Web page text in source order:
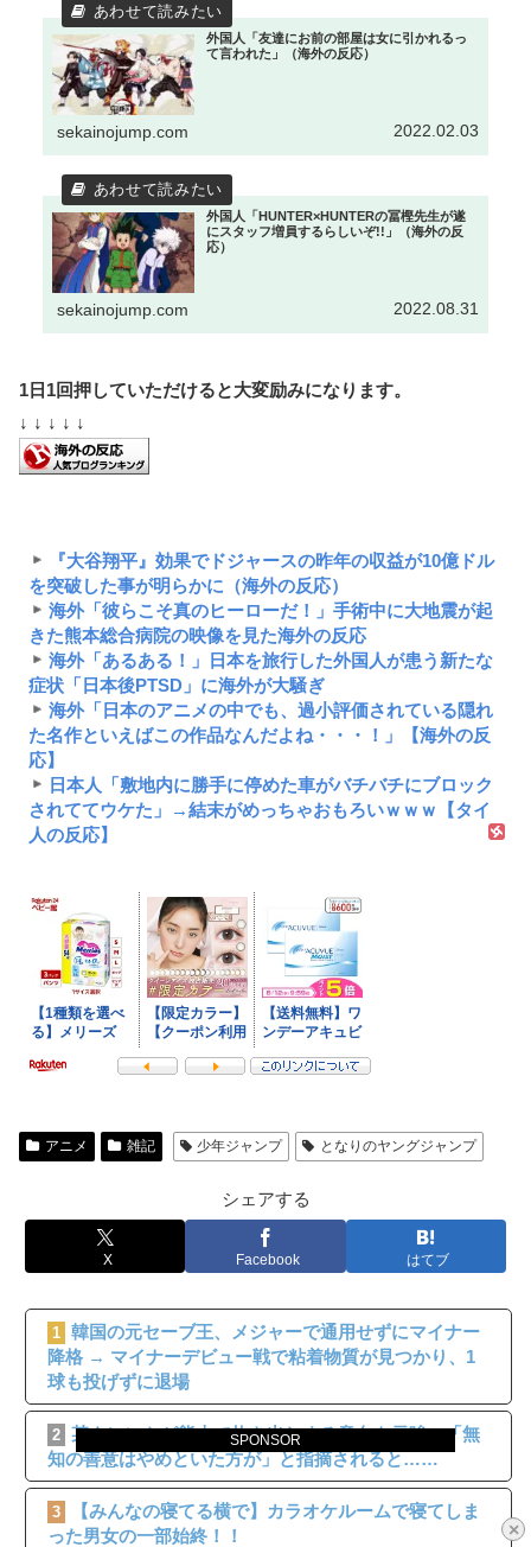
×
外国人「友達にお前の部屋は女に引かれるっ
て言われた」（海外の反応）
sekainojump.com 2022.02.03
外国人「HUNTER×HUNTERの冨樫先生が遂
にスタッフ増員するらしいぞ!!」（海外の反
応）
sekainojump.com 2022.08.31
1日1回押していただけると大変励みになります。
↓ ↓ ↓ ↓ ↓
SPONSOR
『大谷翔平』効果でドジャースの昨年の収益が10億ドル
を突破した事が明らかに（海外の反応）
海外「彼らこそ真のヒーローだ！」手術中に大地震が起
きた熊本総合病院の映像を見た海外の反応
海外「あるある！」日本を旅行した外国人が患う新たな
症状「日本後PTSD」に海外が大騒ぎ
海外「日本のアニメの中でも、過小評価されている隠れ
た名作といえばこの作品なんだよね・・・！」【海外の反
応】
日本人「敷地内に勝手に停めた車がバチバチにブロック
されててウケた」→結末がめっちゃおもろいｗｗｗ【タイ
人の反応】
アニメ 雑記 少年ジャンプ となりのヤングジャンプ
シェアする
X Facebook はてブ
1 韓国の元セーブ王、メジャーで通用せずにマイナー
降格 → マイナーデビュー戦で粘着物質が見つかり、1
球も投げずに退場
2 某タレントが熊本で炊き出しする意向を示唆、「無
知の善意はやめといた方が」と指摘されると……
3
【みんなの寝てる横で】カラオケルームで寝てしま
った男女の一部始終！！